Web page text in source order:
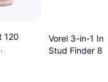
120
Vorel 3-in-1
Stud Finder